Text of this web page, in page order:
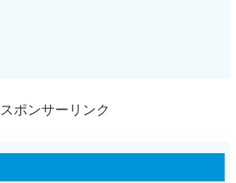
スポンサーリンク